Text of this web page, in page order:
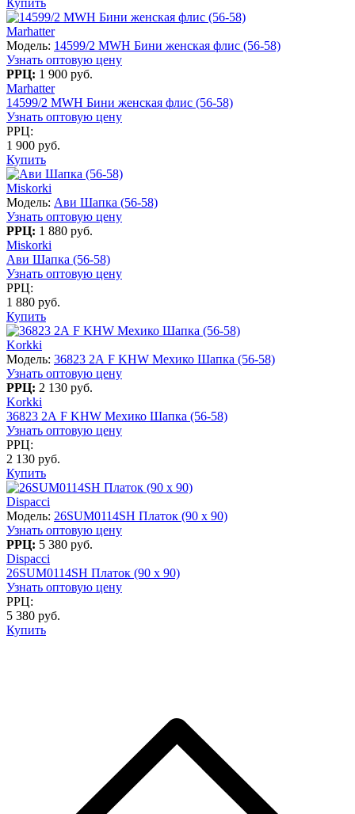
Marhatter
Модель: 14599/2 MWH Бини женская флис (56-58)
Узнать оптовую цену
РРЦ: 1 900 руб.
Marhatter
14599/2 MWH Бини женская флис (56-58)
Узнать оптовую цену
РРЦ:
1 900 руб.
Купить
Miskorki
Модель: Ави Шапка (56-58)
Узнать оптовую цену
РРЦ: 1 880 руб.
Miskorki
Ави Шапка (56-58)
Узнать оптовую цену
РРЦ:
1 880 руб.
Купить
Korkki
Модель: 36823 2А F KHW Мехико Шапка (56-58)
Узнать оптовую цену
РРЦ: 2 130 руб.
Korkki
36823 2А F KHW Мехико Шапка (56-58)
Узнать оптовую цену
РРЦ:
2 130 руб.
Купить
Dispacci
Модель: 26SUM0114SH Платок (90 х 90)
Узнать оптовую цену
РРЦ: 5 380 руб.
Dispacci
26SUM0114SH Платок (90 х 90)
Узнать оптовую цену
РРЦ:
5 380 руб.
Купить